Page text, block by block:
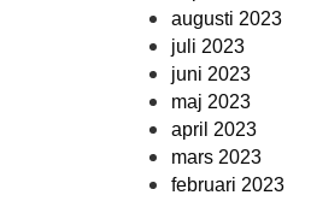
augusti 2023
juli 2023
juni 2023
maj 2023
april 2023
mars 2023
februari 2023